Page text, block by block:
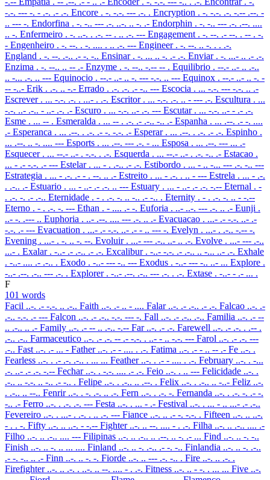
-.-. --- -. - .-. .- .-. Encore . -. -.-. --- .-. . Encryption . -. -.-. .-. -.-- .--. -
.. --- -. Endorfina . -. -.. --- .-. ..-. .. -. .- Endorphin . -. -.. --- .-. .--. ....
.. -. Enfermeiro . -. ..-. . .-. -- . .. .-. --- Engagement . -. --. .- --. . -- . -.
- Engenheiro . -. --. . -. .... . .. .-. --- Engineer . -. --. .. -. . . .-.
England . -. --. .-.. .- -. -.. Ensinar . -. ... .. -. .- .-. Enviar . -. ...- .. .- .-.
Enzima . -. --.. .. -- .- Enzyme . -. --.. -.-- -- . Equilibrio . --.- ..- .. .-..
.. -... .-. .. --- Equinocio . --.- ..- .. -. --- -.-. .. --- Equinox . --.- ..- .. -. -
-- -..- Erik . .-. .. -.- Errado . .-. .-. .- -.. --- Escocia . ... -.-. --- -.-. .. .-
Escrever . ... -.-. .-. . ...- . .-. Escritor . ... -.-. .-. .. - --- .-. Escultura . ...
-.-. ..- .-.. - ..- .-. .- Escuro . ... -.-. ..- .-. --- Escutar . ... -.-. ..- - .- .-.
Esme . ... -- . Esmeralda . ... -- . .-. .- .-.. -.. .- Espanha . ... .--. .- -. ....
.- Esperanca . ... .--. . .-. .- -. -.-. .- Esperar . ... .--. . .-. .- .-. Espinho .
... .--. .. -. .... --- Esports . ... .--. --- .-. - ... Esposa . ... .--. --- ... .-
Esquecer . ... --.- ..- . -.-. . .-. Esquerda . ... --.- ..- . .-. -.. .- Estacao .
... - .- -.-. .- --- Estelar . ... - . .-.. .- .-. Estibordo . ... - .. -... --- .-. -.. ---
Estrategia . ... - .-. .- - . --. .. .- Estreito . ... - .-. . .. - --- Estrela . ... - .-.
. .-.. .- Estuario . ... - ..- .- .-. .. --- Estuary . ... - ..- .- .-. -.-- Eternal . -
. .-. -. .- .-.. Eternidade . - . .-. -. .. -.. .- -.. . Eternity . - . .-. -. .. - -.--
Eterno . - . .-. -. --- Ethan . - .... .- -. Euforia . ..- ..-. --- .-. .. .- Eunji .
..- -. .--- .. Euphoria . ..- .--. .... --- .-. .. .- Evacuacao . ...- .- -.-. ..- .-
-.-. .- --- Evacuation . ...- .- -.-. ..- .- - .. --- -. Evelyn . ...- . .-.. -.-- -.
Evening . ...- . -. .. -. --. Evoluir . ...- --- .-.. ..- .. .-. Evolve . ...- --- .-..
...- . Exalar . -..- .- .-.. .- .-. Excalibur . -..- -.-. .- .-.. .. -... ..- .-. Exhale
. -..- .... .- .-.. . Exodo . -..- --- -.. --- Exodus . -..- --- -.. ..- ... Explore .
-..- .--. .-.. --- .-. . Explorer . -..- .--. .-.. --- .-. . .-. Extase . -..- - .- ... .
F
101 words
Facil ..-. .- -.-. .. .-.. Faith ..-. .- .. - .... Falar ..-. .- .-.. .- .-. Falcao ..-. .-
.-.. -.-. .- --- Falcon ..-. .- .-.. -.-. --- -. Fall ..-. .- .-.. .-.. Familia ..-. .- --
.. .-.. .. .- Family ..-. .- -- .. .-.. -.-- Far ..-. .- .-. Farewell ..-. .- .-. . .-- .
.-.. .-.. Farmaceutico ..-. .- .-. -- .- -.-. . ..- - .. -.-. --- Farol ..-. .- .-. ---
.-.. Fast ..-. .- ... - Father ..-. .- - .... . .-. Fatima ..-. .- - .. -- .- Fe ..-. .
Fearless ..-. . .- .-. .-.. . ... ... Feather ..-. . .- - .... . .-. February ..-. . -...
.-. ..- .- .-. -.-- Fechar ..-. . -.-. .... .- .-. Feio ..-. . .. --- Felicidade ..-. .
.-.. .. -.-. .. -.. .- -.. . Felipe ..-. . .-.. .. .--. . Felix ..-. . .-.. .. -..- Feliz ..-.
. .-.. .. --.. Fenrir ..-. . -. .-. .. .-. Fern ..-. . .-. -. Fernanda ..-. . .-. -. .- -.
-.. .- Ferro ..-. . .-. .-. --- Festa ..-. . ... - .- Festival ..-. . ... - .. ...- .- .-..
Fevereiro ..-. . ...- . .-. . .. .-. --- Fiance ..-. .. .- -. -.-. . Fifteen ..-. .. ..-.
- . . -. Fifty ..-. .. ..-. - -.-- Fighter ..-. .. --. .... - . .-. Filha ..-. .. .-.. .... .-
Filho ..-. .. .-.. .... --- Filipinas ..-. .. .-.. .. .--. .. -. .- ... Find ..-. .. -. -..
Finish ..-. .. -. .. ... .... Finland ..-. .. -. .-.. .- -. -.. Finlandia ..-. .. -. .-..
.- -. -.. .. .- Finn ..-. .. -. -. Fiorde ..-. .. --- .-. -.. . Fire ..-. .. .-. .
Firefighter ..-. .. .-. . ..-. .. --. .... - . .-. Fitness ..-. .. - -. . ... ... Five ..-.